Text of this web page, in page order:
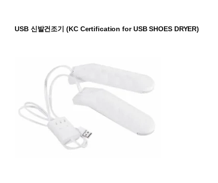
USB 신발건조기 (KC Certification for USB SHOES DRYER)